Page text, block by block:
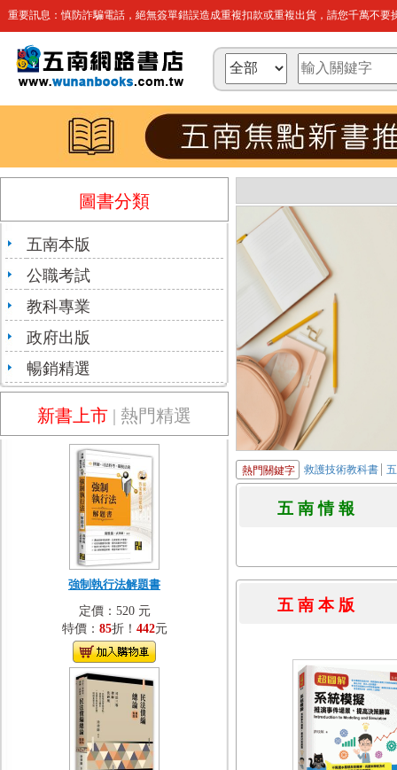
重要訊息：慎防詐騙電話，絕無簽單錯誤造成重複扣款或重複出貨，請您千萬不要
圖書分類
五南本版
公職考試
教科專業
政府出版
暢銷精選
新書上市 | 熱門精選
強制執行法解題書
定價：520 元
特價： 85折！ 442元
熱門關鍵字 救護技術教科書
五 南 情
五 南 本